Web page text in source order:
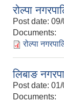
रोल्पा
Post date: 09/
Documents:
रोल्पा
लिबाङ
Post date: 01/
Documents: